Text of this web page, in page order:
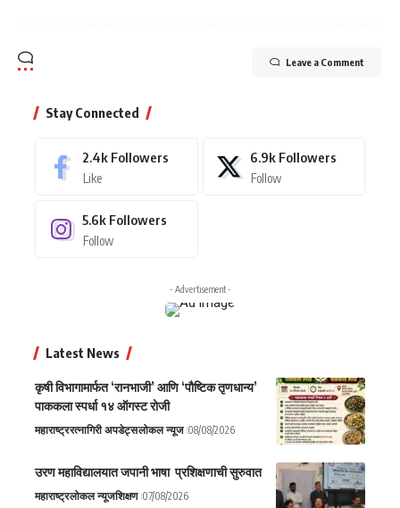
Leave a Comment
Stay Connected
2.4k Followers
Like
6.9k Followers
Follow
5.6k Followers
Follow
- Advertisement -
Latest News
कृषी विभागामार्फत ‘रानभाजी’ आणि ‘पौष्टिक तृणधान्य’
पाककला स्पर्धा १४ ऑगस्ट रोजी
महाराष्ट्ररत्नागिरी अपडेट्सलोकल न्यूज 08/08/2026
उरण महाविद्यालयात जपानी भाषा प्रशिक्षणाची सुरुवात
महाराष्ट्रलोकल न्यूजशिक्षण 07/08/2026